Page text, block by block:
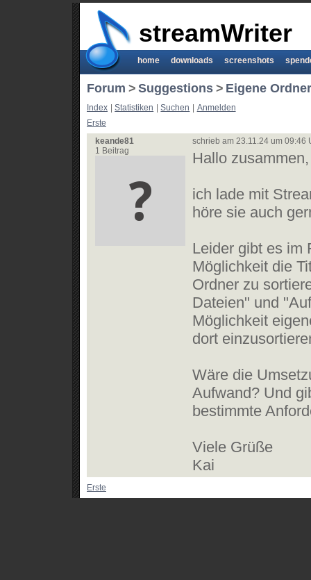
streamWriter
home downloads screenshots
Forum > Suggestions > Eigene
Index Statistiken Suchen
Anmelden
Erste
keande81
1 Beitrag
schrieb am 23.11.24 um 09:46
Hallo zusammen,
ich lade mit
höre sie auch
Leider gibt es im
Möglichkeit die
Ordner zu
Dateien" und
Möglichkeit
dort
Wäre die
Aufwand? Und
bestimmte
Viele Grüße
Kai
Erste